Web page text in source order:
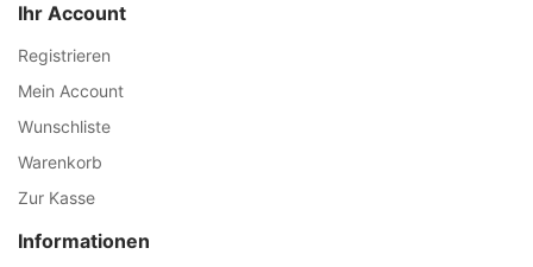
Ihr Account
Registrieren
Mein Account
Wunschliste
Warenkorb
Zur Kasse
Informationen